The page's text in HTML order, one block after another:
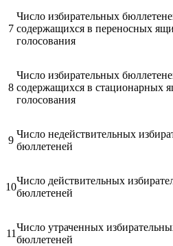
7
Число избирательных
содержащихся в переносных
голосования
8
Число избирательных
содержащихся в стационарных
голосования
9
Число недействительных
бюллетеней
10
Число действительных
бюллетеней
11
Число утраченных
бюллетеней